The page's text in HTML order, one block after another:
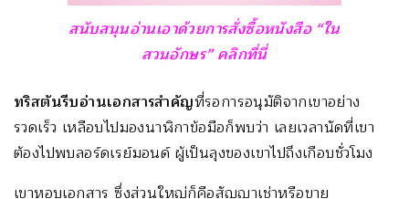
สนับสนุนอ่านเอาด้วยการสั่งซื้อหนังสือ “ใน
สวนอักษร” คลิกที่นี่
ทริสตันรีบอ่านเอกสารสำคัญที่รอการอนุมัติจากเขาอย่าง
รวดเร็ว เหลือบไปมองนาฬิกาข้อมือก็พบว่า เลยเวลานัดที่เขา
ต้องไปพบลอร์ดเรย์มอนด์ ผู้เป็นลุงของเขาไปถึงเกือบชั่วโมง
เขาหอบเอกสาร ซึ่งส่วนใหญ่ก็คือสัญญาเช่าหรือขาย